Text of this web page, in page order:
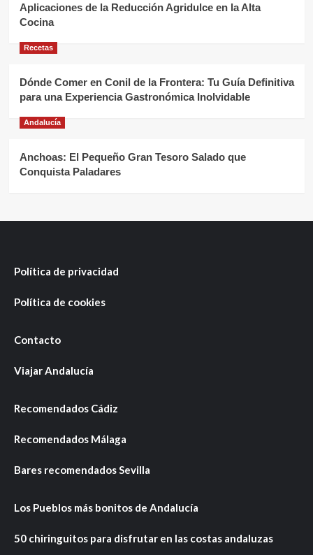
Aplicaciones de la Reducción Agridulce en la Alta
Cocina
Recetas
Dónde Comer en Conil de la Frontera: Tu Guía Definitiva
para una Experiencia Gastronómica Inolvidable
Andalucía
Anchoas: El Pequeño Gran Tesoro Salado que
Conquista Paladares
Política de privacidad
Política de cookies
Contacto
Viajar Andalucía
Recomendados Cádiz
Recomendados Málaga
Bares recomendados Sevilla
Los Pueblos más bonitos de Andalucía
50 chiringuitos para disfrutar en las costas andaluzas